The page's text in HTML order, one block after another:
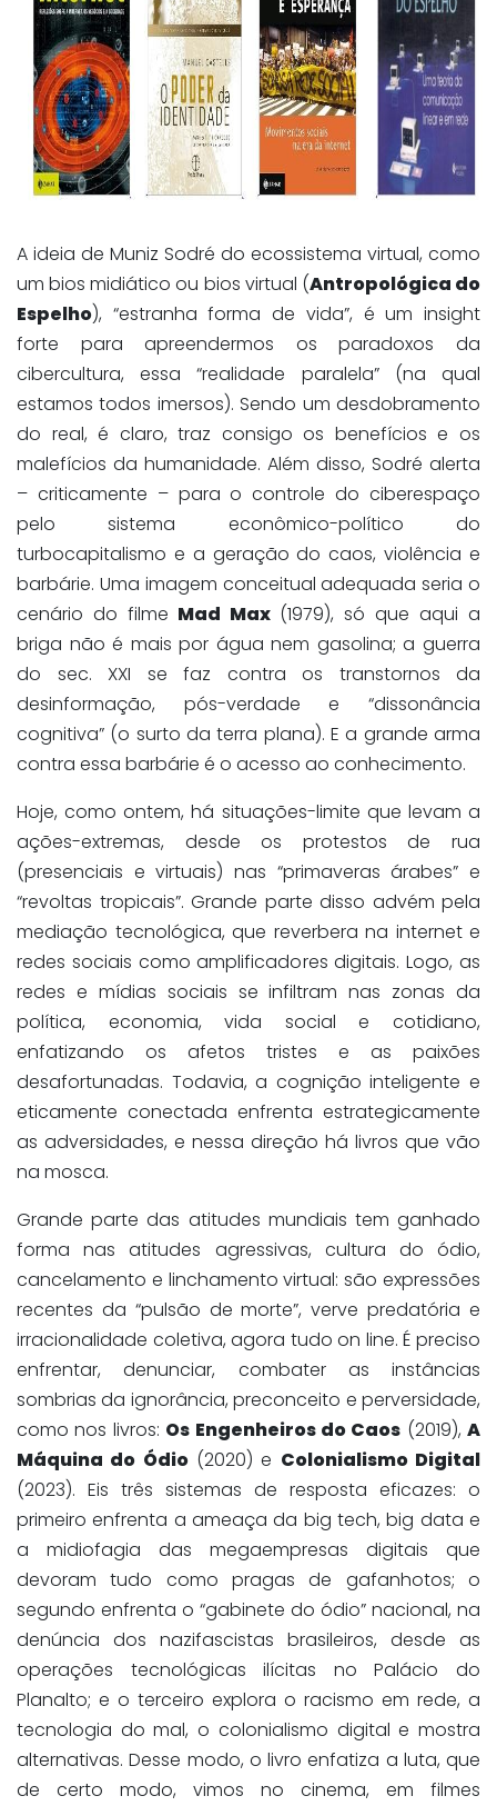
A ideia de Muniz Sodré do ecossistema virtual, como
um bios midiático ou bios virtual (Antropológica do
Espelho), “estranha forma de vida”, é um insight
forte para apreendermos os paradoxos da
cibercultura, essa “realidade paralela” (na qual
estamos todos imersos). Sendo um desdobramento
do real, é claro, traz consigo os benefícios e os
malefícios da humanidade. Além disso, Sodré alerta
– criticamente – para o controle do ciberespaço
pelo sistema econômico-político do
turbocapitalismo e a geração do caos, violência e
barbárie. Uma imagem conceitual adequada seria o
cenário do filme Mad Max(1979), só que aqui a
briga não é mais por água nem gasolina; a guerra
do sec. XXI se faz contra os transtornos da
desinformação, pós-verdade e “dissonância
cognitiva” (o surto da terra plana). E a grande arma
contra essa barbárie é o acesso ao conhecimento.
Hoje, como ontem, há situações-limite que levam a
ações-extremas, desde os protestos de rua
(presenciais e virtuais) nas “primaveras árabes” e
“revoltas tropicais”. Grande parte disso advém pela
mediação tecnológica, que reverbera na internet e
redes sociais como amplificadores digitais. Logo, as
redes e mídias sociais se infiltram nas zonas da
política, economia, vida social e cotidiano,
enfatizando os afetos tristes e as paixões
desafortunadas. Todavia, a cognição inteligente e
eticamente conectada enfrenta estrategicamente
as adversidades, e nessa direção há livros que vão
na mosca.
Grande parte das atitudes mundiais tem ganhado
forma nas atitudes agressivas, cultura do ódio,
cancelamento e linchamento virtual: são expressões
recentes da “pulsão de morte”, verve predatória e
irracionalidade coletiva, agora tudo on line. É preciso
enfrentar, denunciar, combater as instâncias
sombrias da ignorância, preconceito e perversidade,
como nos livros: Os Engenheiros do Caos (2019), A
Máquina do Ódio(2020) e Colonialismo Digital
(2023). Eis três sistemas de resposta eficazes: o
primeiro enfrenta a ameaça da big tech, big data e
a midiofagia das megaempresas digitais que
devoram tudo como pragas de gafanhotos; o
segundo enfrenta o “gabinete do ódio” nacional, na
denúncia dos nazifascistas brasileiros, desde as
operações tecnológicas ilícitas no Palácio do
Planalto; e o terceiro explora o racismo em rede, a
tecnologia do mal, o colonialismo digital e mostra
alternativas. Desse modo, o livro enfatiza a luta, que
de certo modo, vimos no cinema, em filmes